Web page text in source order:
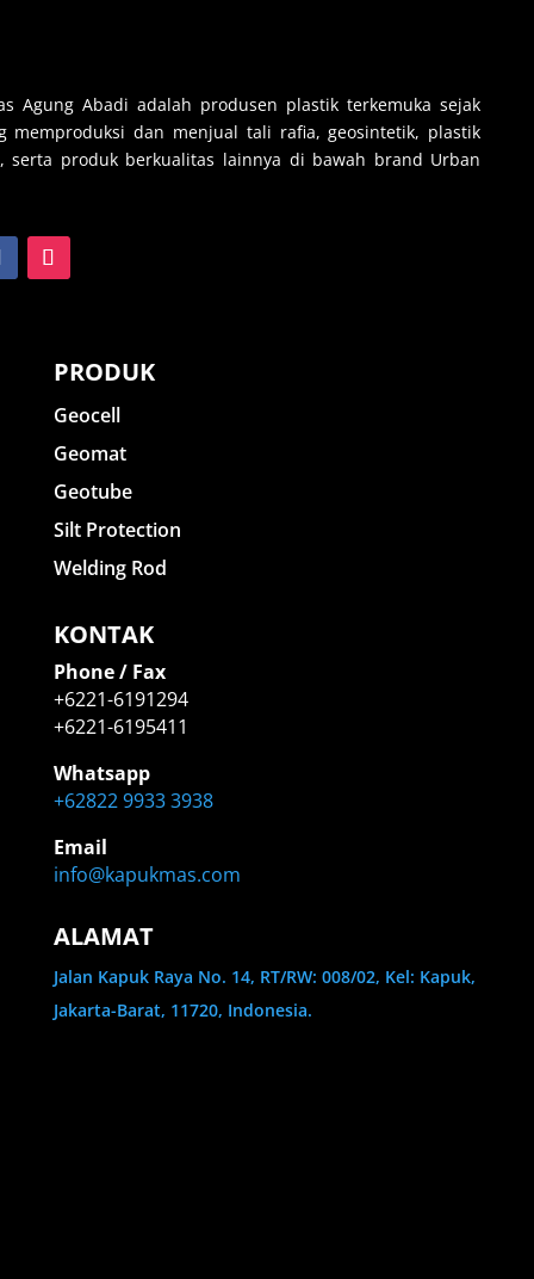
Agung Abadi adalah produsen plastik terkemuka sejak
memproduksi dan menjual tali rafia, geosintetik, plastik
serta produk berkualitas lainnya di bawah brand Urban
PRODUK
Geocell
Geomat
Geotube
Silt Protection
Welding Rod
KONTAK
Phone / Fax
+6221-6191294
+6221-6195411
Whatsapp
+62822 9933 3938
Email
info@kapukmas.com
ALAMAT
Jalan Kapuk Raya No. 14, RT/RW: 008/02, Kel: Kapuk,
Jakarta-Barat, 11720, Indonesia.